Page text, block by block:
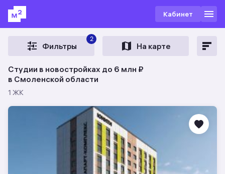
Кабинет
Фильтры
2
На карте
Студии в новостройках до 6 млн ₽
в Смоленской области
1 ЖК